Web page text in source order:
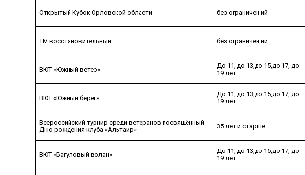
Открытый Кубок Орловской области без ограничен ий
ТМ восстановительный без ограничен ий
ВЮТ «Южный ветер»
До 11, до 13,до 15,до 17, до
19 лет
ВЮТ «Южный берег»
До 11, до 13,до 15,до 17, до
19 лет
Всероссийский турнир среди ветеранов посвящённый
Дню рождения клуба «Альтаир»
35 лет и старше
ВЮТ «Багуловый волан»
До 11, до 13,до 15,до 17, до
19 лет